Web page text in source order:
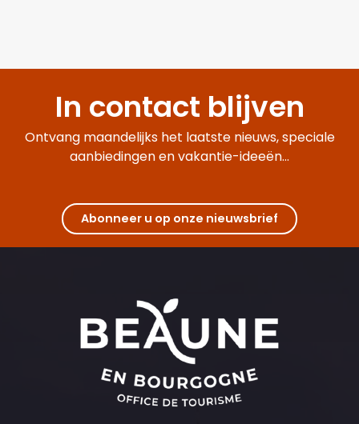
In contact blijven
Ontvang maandelijks het laatste nieuws, speciale
aanbiedingen en vakantie-ideeën...
Abonneer u op onze nieuwsbrief